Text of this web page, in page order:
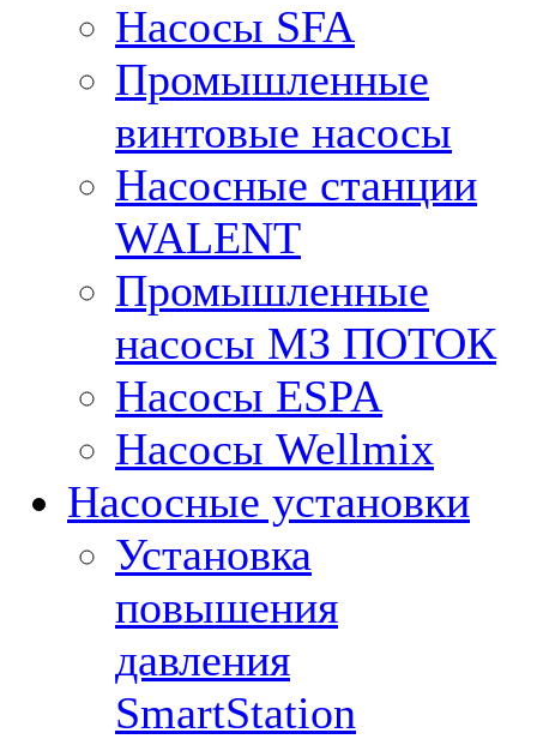
Насосы SFA
Промышленные
винтовые насосы
Насосные станции
WALENT
Промышленные
насосы МЗ ПОТОК
Насосы ESPA
Насосы Wellmix
Насосные установки
Установка
повышения
давления
SmartStation